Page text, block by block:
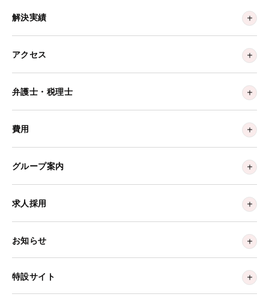
解決実績
アクセス
弁護士・税理士
費用
グループ案内
求人採用
お知らせ
特設サイト